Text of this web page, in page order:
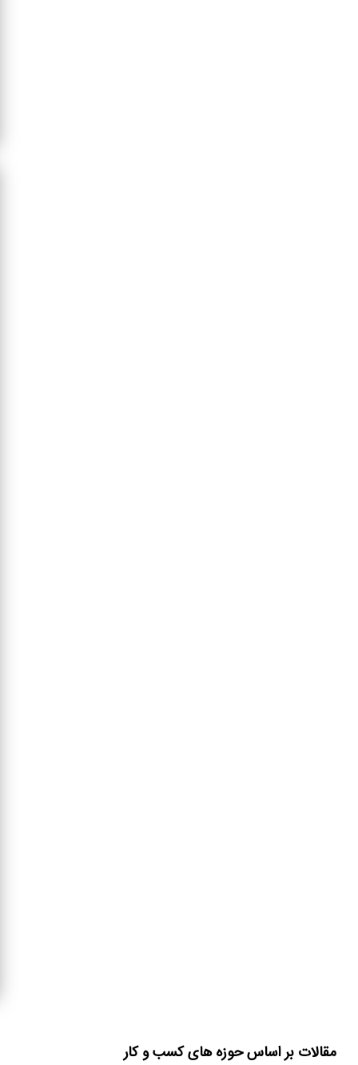
مقالات بر اساس حوزه های کسب و کار